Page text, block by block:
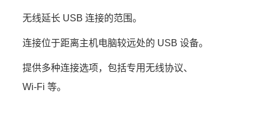
无线延长 USB 连接的范围。
连接位于距离主机电脑较远处的 USB 设备。
提供多种连接选项，包括专用无线协议、
Wi‑Fi 等。